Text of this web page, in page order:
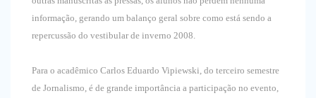
informação, gerando um balanço geral sobre como está sendo a
repercussão do vestibular de inverno 2008.
Para o acadêmico Carlos Eduardo Vipiewski, do terceiro semestre
de Jornalismo, é de grande importância a participação no evento,